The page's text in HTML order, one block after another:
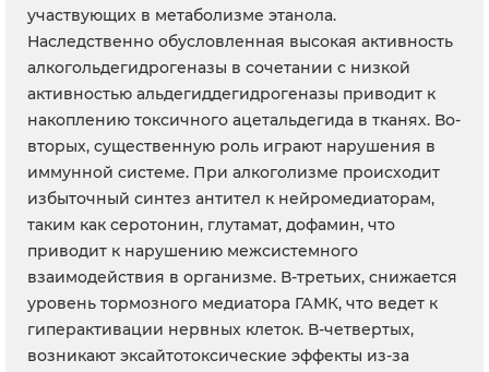
участвующих в метаболизме этанола.
Наследственно обусловленная высокая активность
алкогольдегидрогеназы в сочетании с низкой
активностью альдегиддегидрогеназы приводит к
накоплению токсичного ацетальдегида в тканях. Во-
вторых, существенную роль играют нарушения в
иммунной системе. При алкоголизме происходит
избыточный синтез антител к нейромедиаторам,
таким как серотонин, глутамат, дофамин, что
приводит к нарушению межсистемного
взаимодействия в организме. В-третьих, снижается
уровень тормозного медиатора ГАМК, что ведет к
гиперактивации нервных клеток. В-четвертых,
возникают эксайтотоксические эффекты из-за